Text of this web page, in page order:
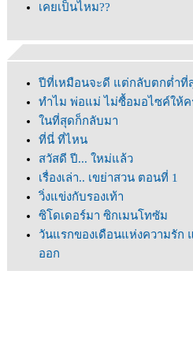
เคยเป็นไหม??
ปีที่เหมือนจะดี แต่กลับตกต่ำที่
ทำไม พ่อแม่ ไม่ซื้อมอไซค์ให้ค
นที่สุดก็กลับมา
ที่นี่ ที่ไหน
สวัสดี ปี... ใหม่แล้ว
เรื่องเล่า.. เขย่าสวน ตอนที่ 1
วิ่งแข่งกับรองเท้า
ซิโดเดอร์มา ซิกเมนโทซัม
วันแรกของเดือนแห่งความรัก
ออก
365 วันเก่า.. กำลังจะผ่านไป